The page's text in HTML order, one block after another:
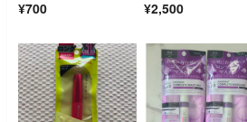
¥700 ¥2,500